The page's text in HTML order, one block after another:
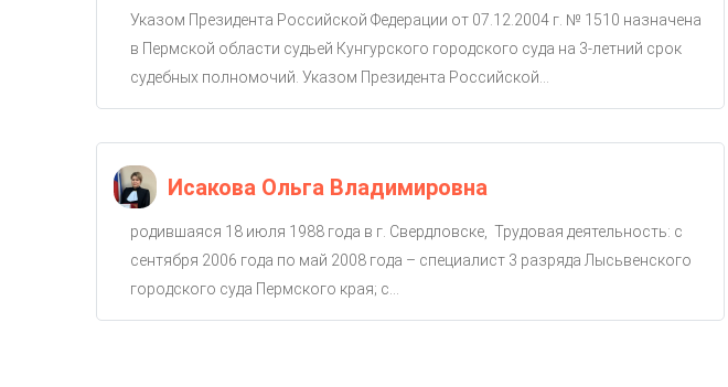
Указом Президента Российской Федерации от 07.12.2004 г. № 1510 назначена
в Пермской области судьей Кунгурского городского суда на 3-летний срок
судебных полномочий. Указом Президента Российской...
Исакова Ольга Владимировна
родившаяся 18 июля 1988 года в г. Свердловске, Трудовая деятельность: с
сентября 2006 года по май 2008 года – специалист 3 разряда Лысьвенского
городского суда Пермского края; с...